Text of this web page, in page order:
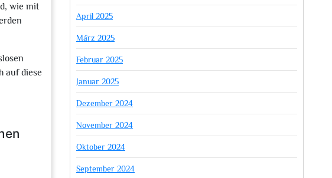
wie mit
auf diese
April 2025
März 2025
Februar 2025
Januar 2025
Dezember 2024
November 2024
Oktober 2024
September 2024